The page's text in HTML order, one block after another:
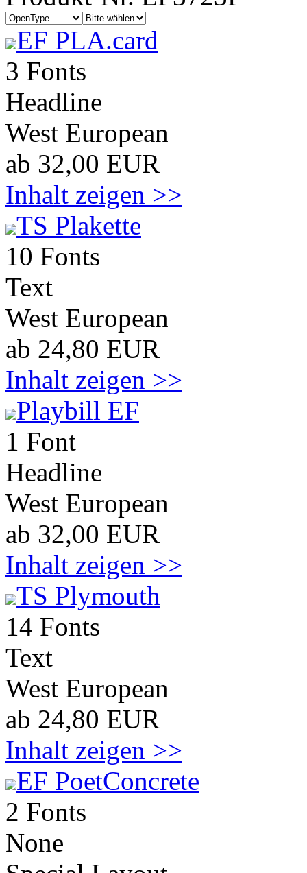
EF PLA.card
3 Fonts
Headline
West European
ab 32,00 EUR
Inhalt zeigen >>
TS Plakette
10 Fonts
Text
West European
ab 24,80 EUR
Inhalt zeigen >>
Playbill EF
1 Font
Headline
West European
ab 32,00 EUR
Inhalt zeigen >>
TS Plymouth
14 Fonts
Text
West European
ab 24,80 EUR
Inhalt zeigen >>
EF PoetConcrete
2 Fonts
None